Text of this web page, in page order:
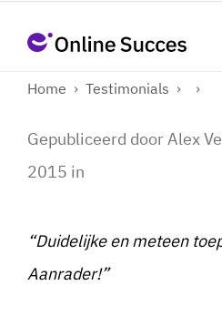
Home › Testimonials › ›
Gepubliceerd doorAlex
2015 in
“Duidelijke en meteen
Aanrader!”